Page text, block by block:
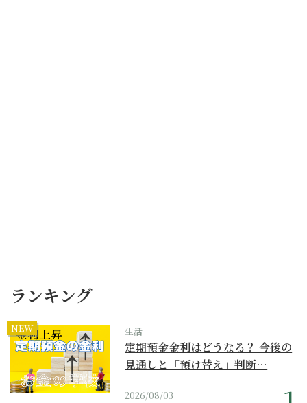
ランキング
NEW 生活
定期預金金利はどうなる？ 今後の
見通しと「預け替え」判断…
2026/08/03